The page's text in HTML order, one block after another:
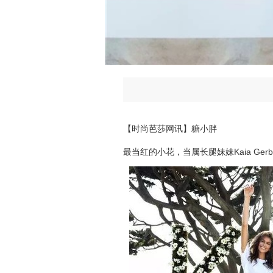
【时尚芭莎网讯】糖小胖
最当红的小花，当属长腿妹妹Kaia